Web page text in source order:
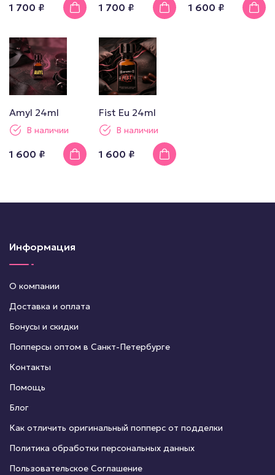
1 700 ₽ 1 700 ₽ 1 600 ₽
Amyl 24ml
В наличии
1 600 ₽
Fist Eu 24ml
В наличии
1 600 ₽
Информация
О компании
Доставка и оплата
Бонусы и скидки
Попперсы оптом в Санкт-Петербурге
Контакты
Помощь
Блог
Как отличить оригинальный попперс от подделки
Политика обработки персональных данных
Пользовательское Соглашение